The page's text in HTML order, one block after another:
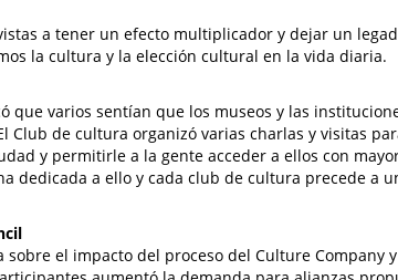
a tener un efecto multiplicador y dejar un
la cultura y la elección cultural en la vida diaria.
que varios sentían que los museos y las
Club de cultura organizó varias charlas y visitas
y permitirle a la gente acceder a ellos con
dedicada a ello y cada club de cultura precede a
sobre el impacto del proceso del Culture Company